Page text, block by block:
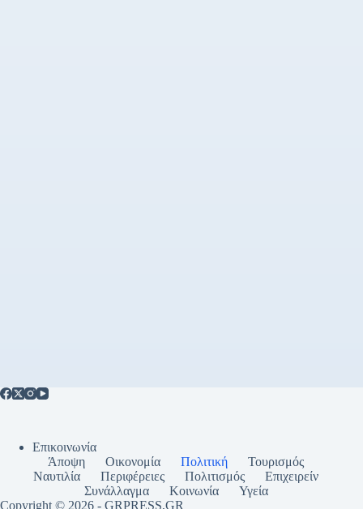
Επικοινωνία
Άποψη
Οικονομία Πολιτική
Τουρισμός
Ναυτιλία
Περιφέρειες Πολιτισμός
Επιχειρείν
Συνάλλαγμα
Κοινωνία
Υγεία
Copyright © 2026 - GRPRESS,GR